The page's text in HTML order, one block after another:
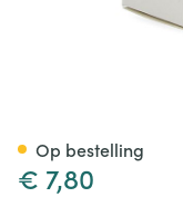
€ 7,80
Op bestelling